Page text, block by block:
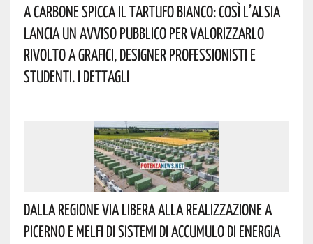
A Carbone Spicca Il Tartufo Bianco: Così L’Alsia
Lancia Un Avviso Pubblico Per Valorizzarlo
Rivolto A Grafici, Designer Professionisti E
Studenti. I Dettagli
Dalla Regione Via Libera Alla Realizzazione A
Picerno E Melfi Di Sistemi Di Accumulo Di Energia